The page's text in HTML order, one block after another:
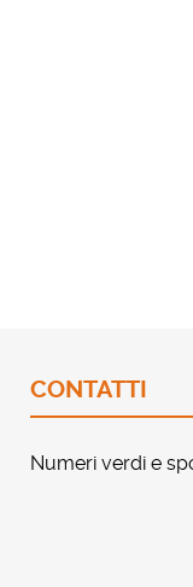
CONTATTI
Numeri verdi e